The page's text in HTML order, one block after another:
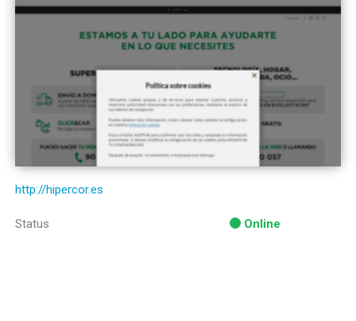
http://hipercor.es
Status Online